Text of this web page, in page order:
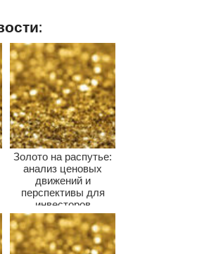
Золото на распутье:
анализ ценовых
движений и
перспективы для
инвесторов